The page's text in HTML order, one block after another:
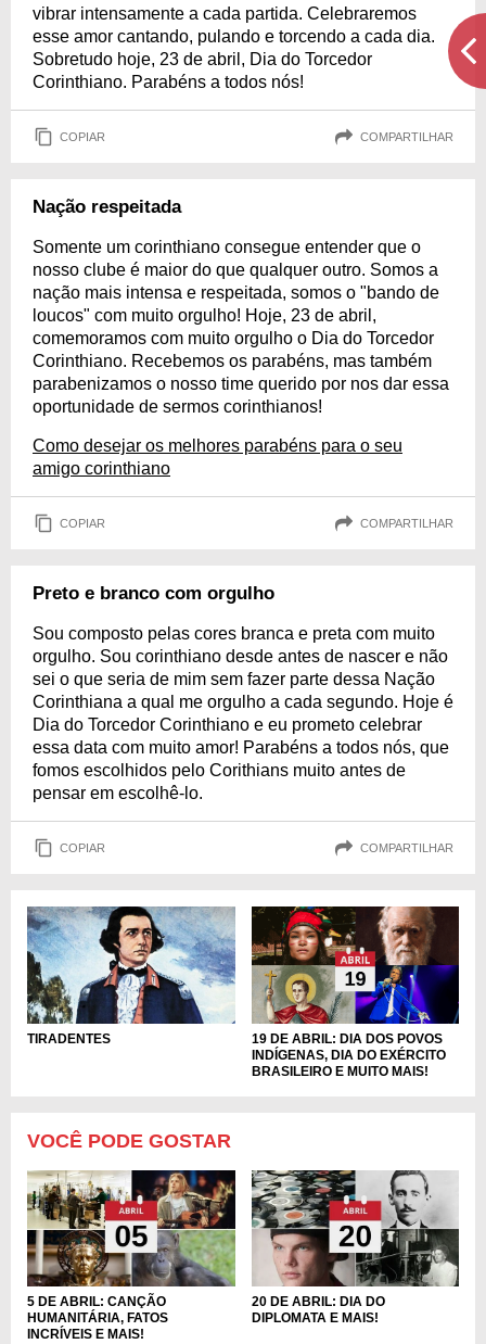
vibrar intensamente a cada partida. Celebraremos
esse amor cantando, pulando e torcendo a cada dia.
Sobretudo hoje, 23 de abril, Dia do Torcedor
Corinthiano. Parabéns a todos nós!
COPIAR COMPARTILHAR
Nação respeitada
Somente um corinthiano consegue entender que o
nosso clube é maior do que qualquer outro. Somos a
nação mais intensa e respeitada, somos o "bando de
loucos" com muito orgulho! Hoje, 23 de abril,
comemoramos com muito orgulho o Dia do Torcedor
Corinthiano. Recebemos os parabéns, mas também
parabenizamos o nosso time querido por nos dar essa
oportunidade de sermos corinthianos!
Como desejar os melhores parabéns para o seu
amigo corinthiano
COPIAR COMPARTILHAR
Preto e branco com orgulho
Sou composto pelas cores branca e preta com muito
orgulho. Sou corinthiano desde antes de nascer e não
sei o que seria de mim sem fazer parte dessa Nação
Corinthiana a qual me orgulho a cada segundo. Hoje é
Dia do Torcedor Corinthiano e eu prometo celebrar
essa data com muito amor! Parabéns a todos nós, que
fomos escolhidos pelo Corithians muito antes de
pensar em escolhê-lo.
COPIAR COMPARTILHAR
TIRADENTES
19 DE ABRIL: DIA DOS POVOS
INDÍGENAS, DIA DO EXÉRCITO
BRASILEIRO E MUITO MAIS!
VOCÊ PODE GOSTAR
5 DE ABRIL: CANÇÃO
HUMANITÁRIA, FATOS
INCRÍVEIS E MAIS!
20 DE ABRIL: DIA DO
DIPLOMATA E MAIS!